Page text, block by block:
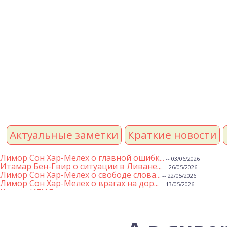
Актуальные заметки Краткие новости
Лимор Сон Хар-Мелех о главной ошибк... -- 03/06/2026
Итамар Бен-Гвир о ситуации в Ливане... -- 26/05/2026
Лимор Сон Хар-Мелех о свободе слова... -- 22/05/2026
Лимор Сон Хар-Мелех о врагах на дор... -- 13/05/2026
Клятва ИГИЛ